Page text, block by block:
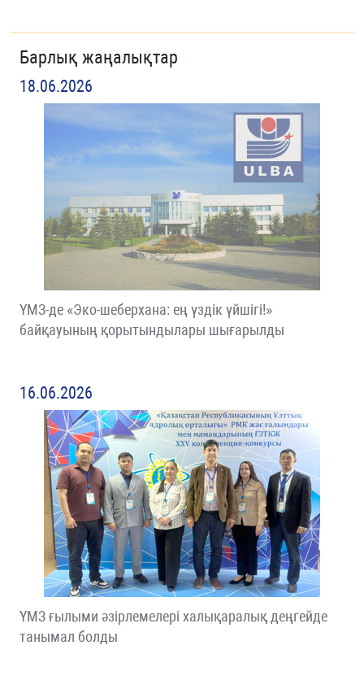
Барлық жаңалықтар
18.06.2026
ҮМЗ-де «Эко-шеберхана: ең үздік үйшігі!»
байқауының қорытындылары шығарылды
16.06.2026
ҮМЗ ғылыми әзірлемелері халықаралық деңгейде
танымал болды